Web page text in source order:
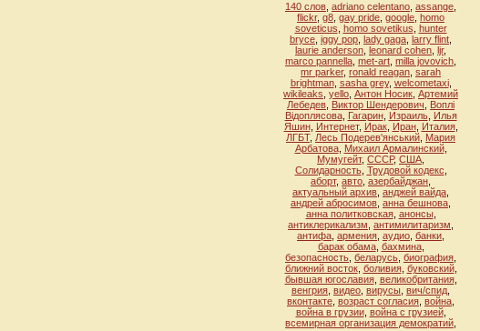
140 слов adriano celentano assange
flickr, g8 gay pride google homo
soveticus homo sovetikus hunter
bryce iggy pop lady gaga larry flint
laurie anderson leonard cohen ljr,
marco pannella met-art milla jovovich
mr parker, ronald reagan sarah
brightman, sasha grey, welcometaxi,
wikileaks yello Антон Носик Артемий
Лебедев Виктор Шендерович
Воплi
Вiдоплясова, Гагарин, Израиль, Илья
Яшин, Интернет, Ирак, Иран, Италия,
ЛГБТ, Лесь Подерев'янський Мария
Арбатова, Михаил Армалинский,
Мумугейт, СССР, США
Солидарность, Трудовой кодекс
аборт, авто азербайджан
актуальный архив анджей вайда
андрей абросимов анна бешнова
анна политковская, анонсы,
антиклерикализм антимилитаризм
антифа армения аудио банки
барак обама, бахмина,
безопасность беларусь биография
ближний восток, боливия, буковский,
бывшая югославия, великобритания,
венгрия видео вирусы вич/спид
вконтакте возраст согласия война
война в грузии, война с грузией,
всемирная организация демократий